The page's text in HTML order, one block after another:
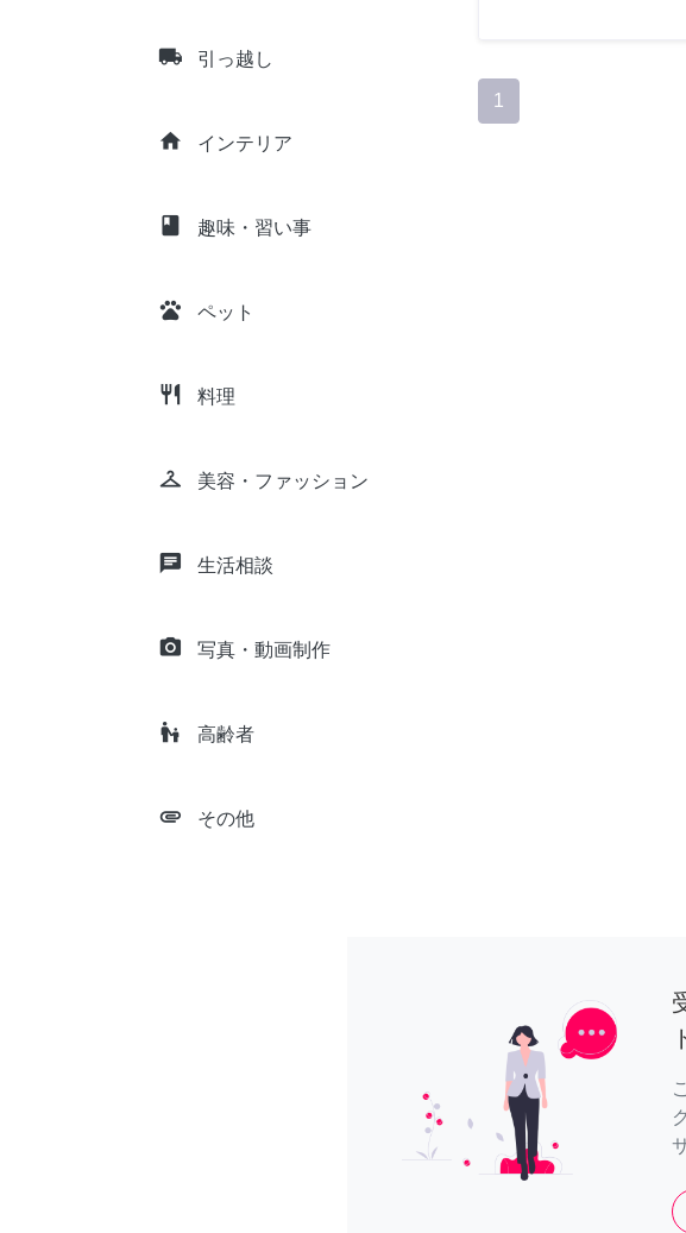
local_shipping 引っ越し
home インテリア
class 趣味・習い事
pets ペット
restaurant 料理
checkroom 美容・ファッション
chat 生活相談
camera_alt 写真・動画制作
escalator_warning 高齢者
attachment その他
1